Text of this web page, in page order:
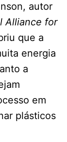
autor
Alliance for
que a
energia
a
em
plásticos